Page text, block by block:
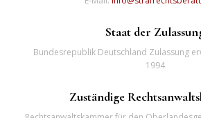
Staat der
Bundesrepublik Deutschland Zulassung
1994
Zuständige